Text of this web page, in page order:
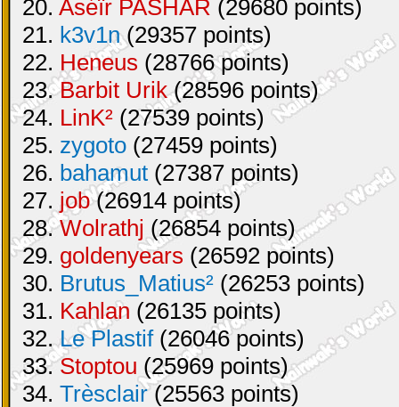
20. Aséïr PASHAR (29680 points)
21. k3v1n(29357 points)
22. Heneus (28766 points)
23.Barbit Urik(28596 points)
24. LinK² (27539 points)
25. zygoto (27459 points)
26. bahamut (27387 points)
27. job(26914 points)
28.Wolrathj (26854 points)
29. goldenyears (26592 points)
30. Brutus_Matius² (26253 points)
31. Kahlan (26135 points)
32.Le Plastif(26046 points)
33.Stoptou (25969 points)
34. Trèsclair(25563 points)